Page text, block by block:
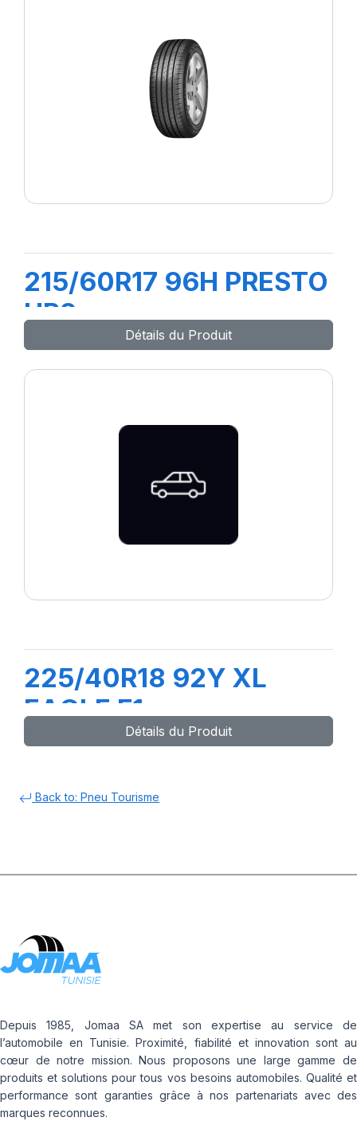
215/60R17 96H PRESTO
HP2
Détails du Produit
225/40R18 92Y XL
EAGLE F1
(Assymetrique)-GY-
Détails du Produit
Back to: Pneu Tourisme
Depuis 1985, Jomaa SA met son expertise au service de
l’automobile en Tunisie. Proximité, fiabilité et innovation sont au
cœur de notre mission. Nous proposons une large gamme de
produits et solutions pour tous vos besoins automobiles. Qualité et
performance sont garanties grâce à nos partenariats avec des
marques reconnues.